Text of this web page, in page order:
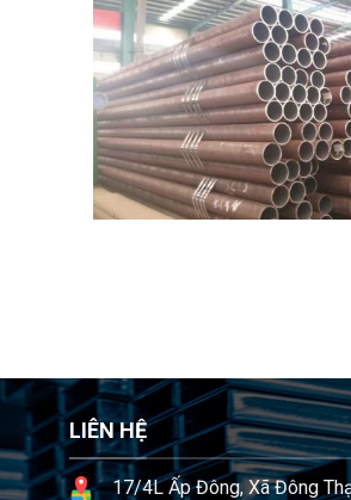
LIÊN HỆ
17/4L Ấp Đông, Xã Đông